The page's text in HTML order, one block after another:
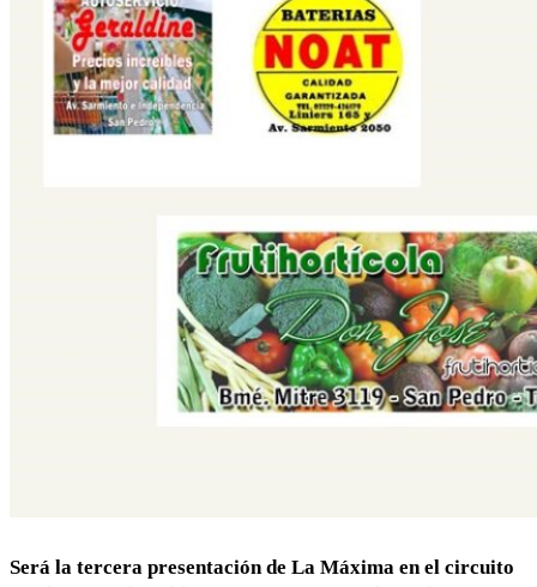
Será la tercera presentación de La Máxima en el circuito